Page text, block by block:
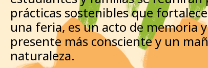
prácticas sostenibles que
una feria, es un acto de memoria
presente más consciente y un
naturaleza.